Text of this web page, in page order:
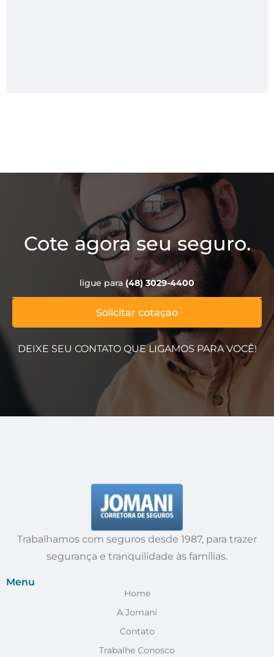
Cote agora seu seguro.
Solicitar cotaçao
ligue para (48) 3029-4400
DEIXE SEU CONTATO QUE LIGAMOS PARA VOCÊ!
Trabalhamos com seguros desde 1987, para trazer
segurança e tranquilidade às famílias.
Menu
Home
A Jomani
Contato
Trabalhe Conosco